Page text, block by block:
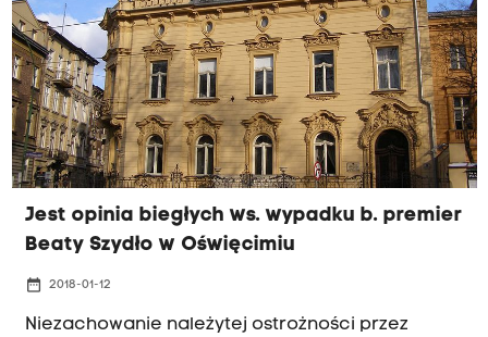
Jest opinia biegłych ws. wypadku b. premier
Beaty Szydło w Oświęcimiu
date_range 2018-01-12
Niezachowanie należytej ostrożności przez